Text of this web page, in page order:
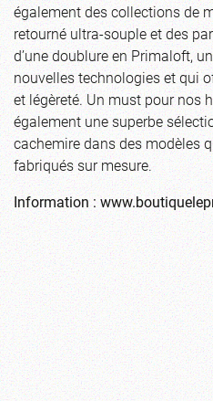
également des collections de
retourné ultra-souple et des
d’une doublure en Primaloft,
nouvelles technologies et qui
et légèreté. Un must pour nos
également une superbe
cachemire dans des modèles
fabriqués sur mesure.
Information :